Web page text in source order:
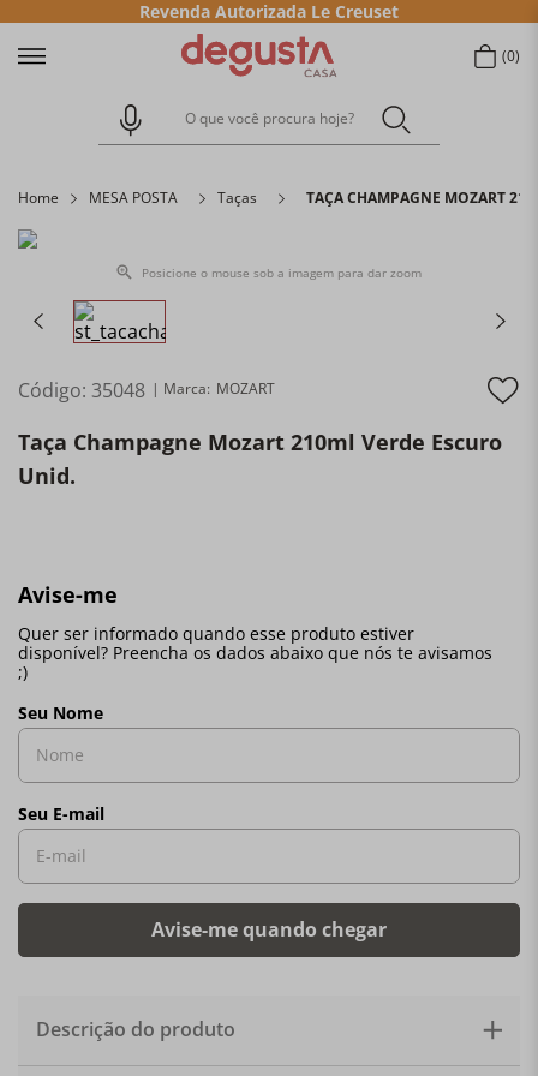
Revenda Autorizada Le Creuset
0
O que você procura hoje?
Home MESA POSTA Taças TAÇA CHAMPAGNE MOZART
Posicione o mouse sob a imagem para dar zoom
Código: 35048 MOZART
Taça Champagne Mozart 210ml Verde Escuro
Unid.
Descrição do produto